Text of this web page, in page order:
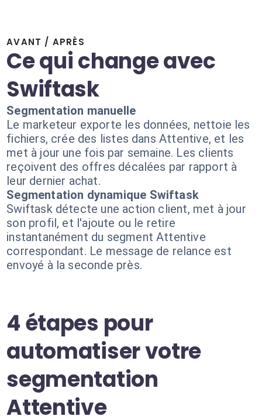
AVANT / APRÈS
Ce qui change avec
Swiftask
Segmentation manuelle
Le marketeur exporte les données, nettoie les
fichiers, crée des listes dans Attentive, et les
met à jour une fois par semaine. Les clients
reçoivent des offres décalées par rapport à
leur dernier achat.
Segmentation dynamique Swiftask
Swiftask détecte une action client, met à jour
son profil, et l'ajoute ou le retire
instantanément du segment Attentive
correspondant. Le message de relance est
envoyé à la seconde près.
4 étapes pour
automatiser votre
segmentation
Attentive